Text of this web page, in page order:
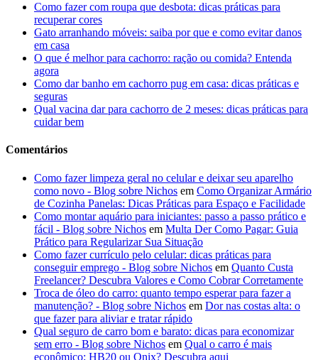
Como fazer com roupa que desbota: dicas práticas para
recuperar cores
Gato arranhando móveis: saiba por que e como evitar danos
em casa
O que é melhor para cachorro: ração ou comida? Entenda
agora
Como dar banho em cachorro pug em casa: dicas práticas e
seguras
Qual vacina dar para cachorro de 2 meses: dicas práticas para
cuidar bem
Comentários
Como fazer limpeza geral no celular e deixar seu aparelho
como novo - Blog sobre Nichos em Como Organizar Armário
de Cozinha Panelas: Dicas Práticas para Espaço e Facilidade
Como montar aquário para iniciantes: passo a passo prático e
fácil - Blog sobre Nichos em Multa Der Como Pagar: Guia
Prático para Regularizar Sua Situação
Como fazer currículo pelo celular: dicas práticas para
conseguir emprego - Blog sobre Nichos em Quanto Custa
Freelancer? Descubra Valores e Como Cobrar Corretamente
Troca de óleo do carro: quanto tempo esperar para fazer a
manutenção? - Blog sobre Nichos em Dor nas costas alta: o
que fazer para aliviar e tratar rápido
Qual seguro de carro bom e barato: dicas para economizar
sem erro - Blog sobre Nichos em Qual o carro é mais
econômico: HB20 ou Onix? Descubra aqui